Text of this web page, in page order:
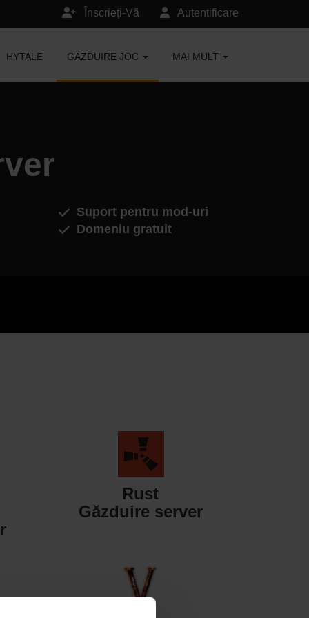
Autentificare
Înscrieți-Vă
HYTALE GĂZDUIRE JOC MAI MULT
Suport pentru mod-uri
Domeniu gratuit
Rust
Găzduire server